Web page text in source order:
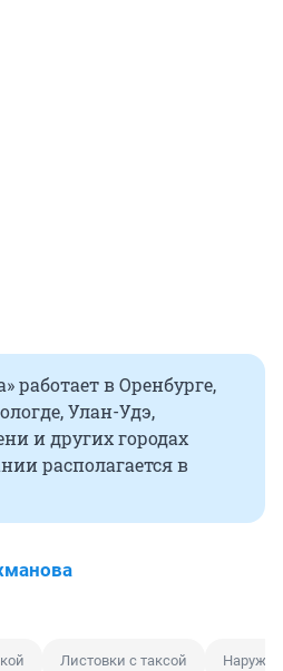
работает в Оренбурге,
Улан-Удэ,
и других городах
располагается в
Листовки с таксой